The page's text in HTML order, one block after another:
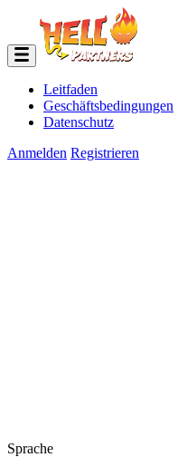
Leitfaden
Geschäftsbedingungen
Datenschutz
Anmelden Registrieren
Sprache